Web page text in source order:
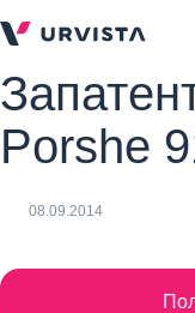
Porshe
08.09.2014